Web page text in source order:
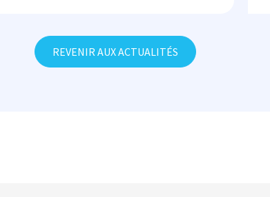
REVENIR AUX ACTUALITÉS